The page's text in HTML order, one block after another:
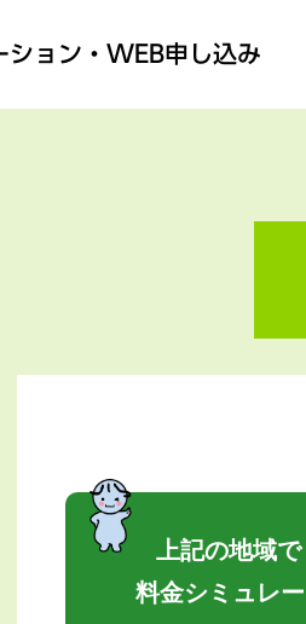
ション ・WEB申し込み
上記の地域
料金シミュレ